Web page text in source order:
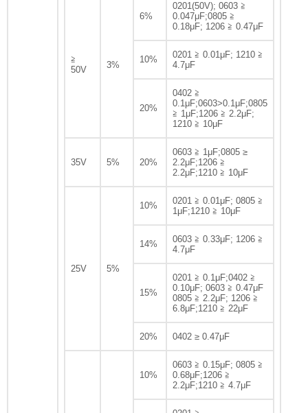
≧
50V
3%
6%
0201(50V); 0603 ≧
0.047μF;0805 ≧
0.18μF; 1206 ≧ 0.47μF
10%
0201 ≧ 0.01μF; 1210 ≧
4.7μF
20%
0402 ≧
0.1μF;0603>0.1μF;0805
≧ 1μF;1206 ≧ 2.2μF;
1210 ≧ 10μF
35V 5% 20%
0603 ≧ 1μF;0805 ≥
2.2μF;1206 ≧
2.2μF;1210 ≧ 10μF
25V 5%
10%
0201 ≧ 0.01μF; 0805 ≧
1μF;1210 ≧ 10μF
14%
0603 ≧ 0.33μF; 1206 ≧
4.7μF
15%
0201 ≧ 0.1μF;0402 ≧
0.10μF; 0603 ≧ 0.47μF
0805 ≧ 2.2μF; 1206 ≧
6.8μF;1210 ≧ 22μF
20% 0402 ≥ 0.47μF
10%
0603 ≧ 0.15μF; 0805 ≧
0.68μF;1206 ≧
2.2μF;1210 ≧ 4.7μF